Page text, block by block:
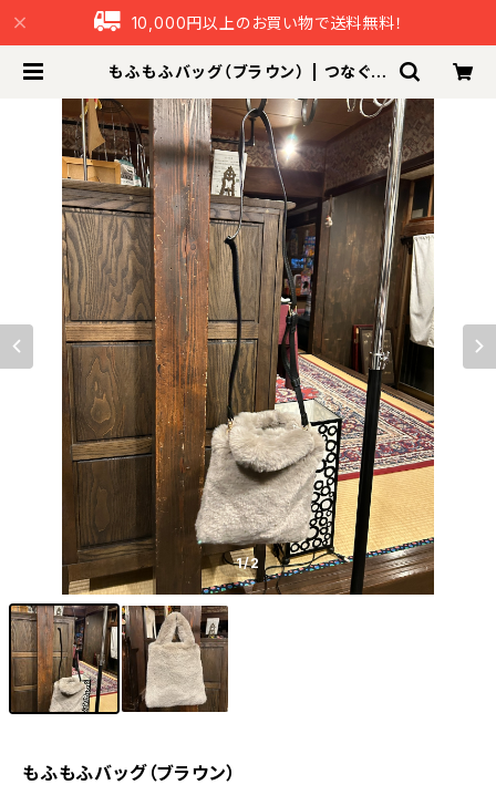
10,000円以上のお買い物で送料無料！
もふもふバッグ（ブラウン） | つなぐ本
1/2
もふもふバッグ（ブラウン）